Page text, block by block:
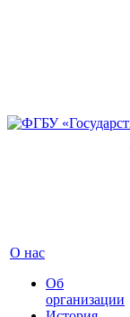
О нас
Об
организации